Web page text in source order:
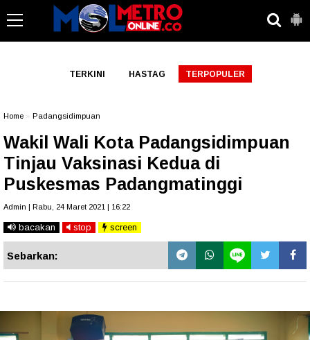
TERKINI HASTAG TERPOPULER
Home Padangsidimpuan
Wakil Wali Kota Padangsidimpuan
Tinjau Vaksinasi Kedua di
Puskesmas Padangmatinggi
Admin | Rabu, 24 Maret 2021 | 16:22
bacakan stop screen
Sebarkan: